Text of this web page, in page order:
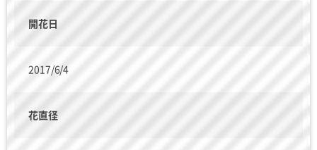
開花日
2017/6/4
花直径